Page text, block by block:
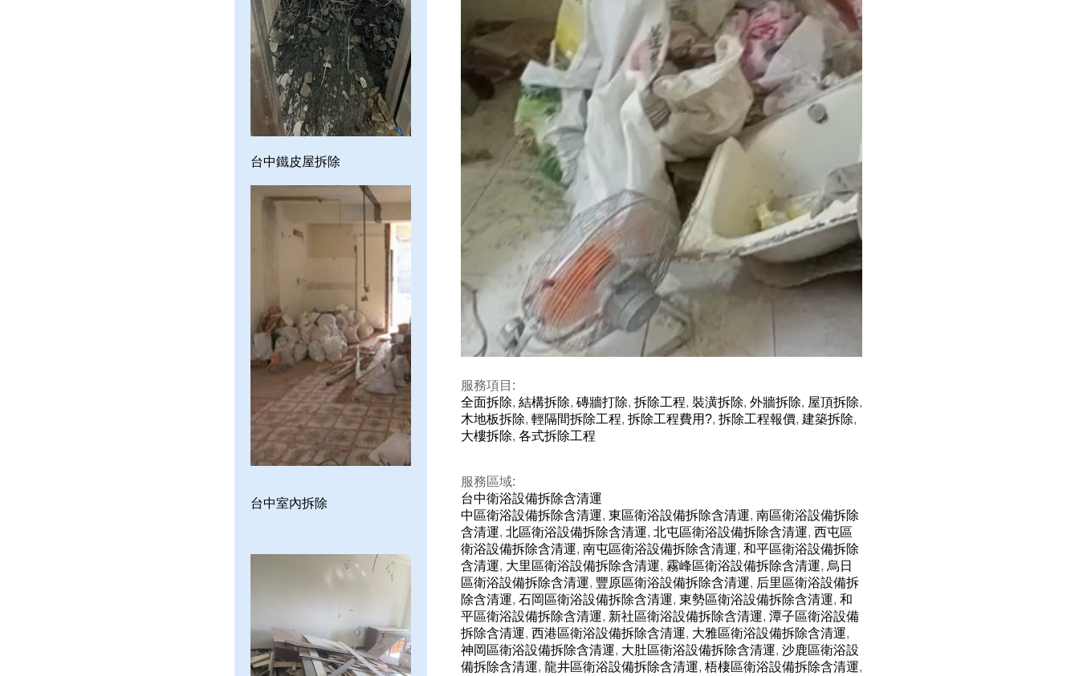
台中鐵皮屋拆除
台中室內拆除
服務項目:
全面拆除, 結構拆除, 磚牆打除, 拆除工程, 裝潢拆除, 外牆拆除, 屋頂拆除,
木地板拆除, 輕隔間拆除工程, 拆除工程費用?, 拆除工程報價, 建築拆除,
大樓拆除, 各式拆除工程
服務區域:
台中衛浴設備拆除含清運
中區衛浴設備拆除含清運, 東區衛浴設備拆除含清運, 南區衛浴設備拆除
含清運, 北區衛浴設備拆除含清運, 北屯區衛浴設備拆除含清運, 西屯區
衛浴設備拆除含清運, 南屯區衛浴設備拆除含清運, 和平區衛浴設備拆除
含清運, 大里區衛浴設備拆除含清運, 霧峰區衛浴設備拆除含清運, 烏日
區衛浴設備拆除含清運, 豐原區衛浴設備拆除含清運, 后里區衛浴設備拆
除含清運, 石岡區衛浴設備拆除含清運, 東勢區衛浴設備拆除含清運, 和
平區衛浴設備拆除含清運, 新社區衛浴設備拆除含清運, 潭子區衛浴設備
拆除含清運, 西港區衛浴設備拆除含清運, 大雅區衛浴設備拆除含清運,
神岡區衛浴設備拆除含清運, 大肚區衛浴設備拆除含清運, 沙鹿區衛浴設
備拆除含清運, 龍井區衛浴設備拆除含清運, 梧棲區衛浴設備拆除含清運,